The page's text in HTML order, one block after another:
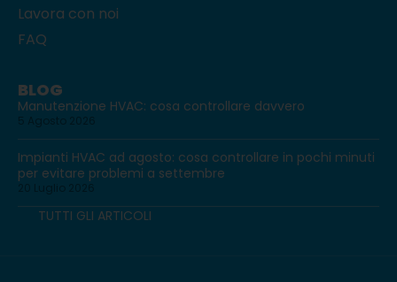
Lavora con noi
FAQ
BLOG
Manutenzione HVAC: cosa controllare davvero
Impianti HVAC ad agosto: cosa controllare in pochi minuti
per evitare problemi a settembre
TUTTI GLI ARTICOLI